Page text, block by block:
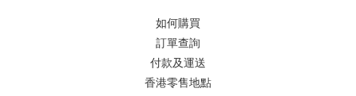
如何購買
訂單查詢
付款及運送
香港零售地點